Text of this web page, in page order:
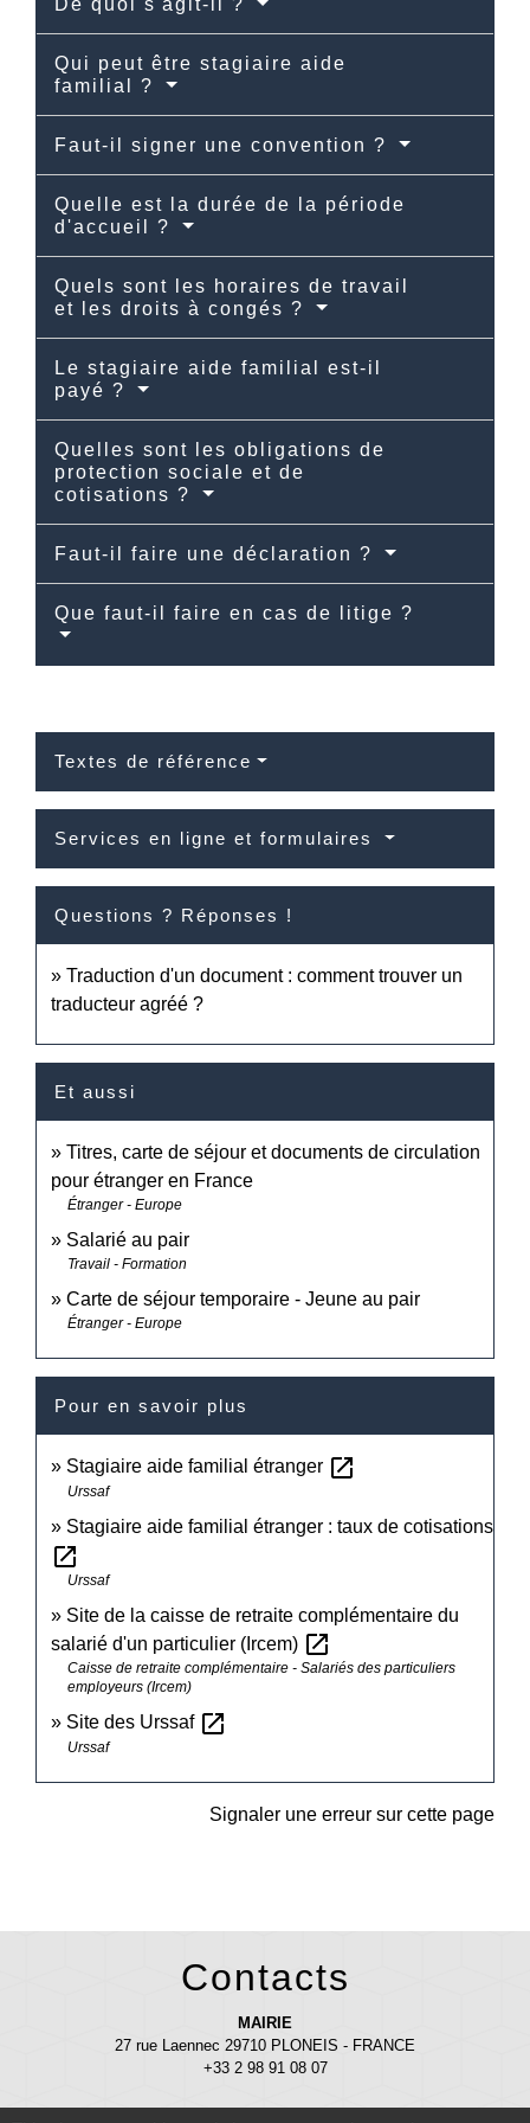
De quoi s'agit-il ?
Qui peut être stagiaire aide
familial ?
Faut-il signer une convention ?
Quelle est la durée de la période
d'accueil ?
Quels sont les horaires de travail
et les droits à congés ?
Le stagiaire aide familial est-il
payé ?
Quelles sont les obligations de
protection sociale et de
cotisations ?
Faut-il faire une déclaration ?
Que faut-il faire en cas de litige ?
Textes de référence
Services en ligne et formulaires
Questions ? Réponses !
Traduction d'un document : comment trouver un
traducteur agréé ?
Et aussi
Titres, carte de séjour et documents de circulation
pour étranger en France
Étranger - Europe
Salarié au pair
Travail - Formation
Carte de séjour temporaire - Jeune au pair
Étranger - Europe
Pour en savoir plus
Stagiaire aide familial étranger open_in_new
Urssaf
Stagiaire aide familial étranger : taux de cotisations
open_in_new
Urssaf
Site de la caisse de retraite complémentaire du
salarié d'un particulier (Ircem) open_in_new
Caisse de retraite complémentaire - Salariés des particuliers
employeurs (Ircem)
Site des Urssaf open_in_new
Urssaf
Signaler une erreur sur cette page
Contacts
MAIRIE
27 rue Laennec 29710 PLONEIS - FRANCE
+33 2 98 91 08 07
mairie@ploneis.com